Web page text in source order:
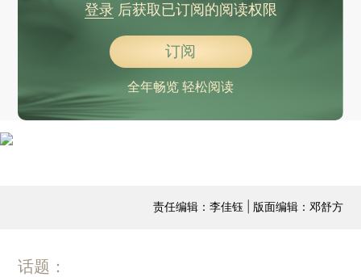
登录后获取已订阅的阅读权限
订阅
全年畅览 轻松阅读
责任编辑：李佳钰 | 版面编辑：邓舒方
话题：